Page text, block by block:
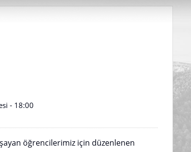
- 18:00
öğrencilerimiz için düzenlenen